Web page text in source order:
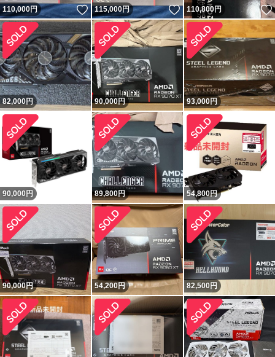
110,000円 いいね！
115,000円 いいね！
110,800円
82,000円 90,000円 93,000円
90,000 円 89,800円 54,800円
90,000円 54,200円 82,500円